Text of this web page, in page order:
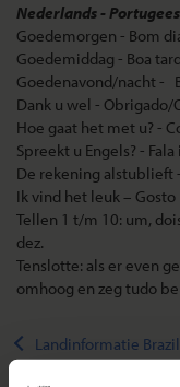
Nederlands - Portugees
Goedemorgen - Bom
Goedemiddag - Boa
Goedenavond/nacht -
Dank u wel - Obrigado/
Hoe gaat het met u? -
Spreekt u Engels? - Fala
De rekening alstublieft
Ik vind het leuk – Gosto
Tellen 1 t/m 10: um,
dez.
Tenslotte: als er even
omhoog en zeg tudo
Landinformatie